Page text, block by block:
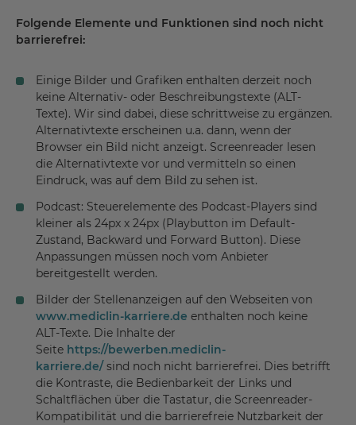
Folgende Elemente und Funktionen sind noch nicht
barrierefrei:
Einige Bilder und Grafiken enthalten derzeit noch
keine Alternativ- oder Beschreibungstexte (ALT-
Texte). Wir sind dabei, diese schrittweise zu ergänzen.
Alternativtexte erscheinen u.a. dann, wenn der
Browser ein Bild nicht anzeigt. Screenreader lesen
die Alternativtexte vor und vermitteln so einen
Eindruck, was auf dem Bild zu sehen ist.
Podcast: Steuerelemente des Podcast-Players sind
kleiner als 24px x 24px (Playbutton im Default-
Zustand, Backward und Forward Button). Diese
Anpassungen müssen noch vom Anbieter
bereitgestellt werden.
Bilder der Stellenanzeigen auf den Webseiten von
www.mediclin-karriere.de enthalten noch keine
ALT-Texte. Die Inhalte der
Seite https://bewerben.mediclin-
karriere.de/ sind noch nicht barrierefrei. Dies betrifft
die Kontraste, die Bedienbarkeit der Links und
Schaltflächen über die Tastatur, die Screenreader-
Kompatibilität und die barrierefreie Nutzbarkeit der